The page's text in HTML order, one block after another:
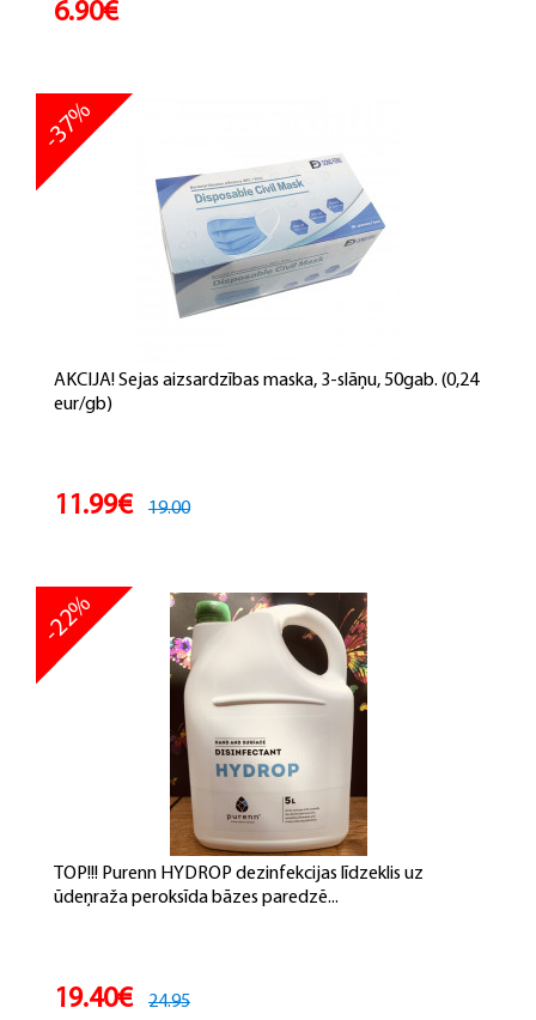
6.90€
AKCIJA! Sejas aizsardzības maska, 3-slāņu, 50gab. (0,24
eur/gb)
-37%
11.99€ 19.00
TOP!!! Purenn HYDROP dezinfekcijas līdzeklis uz
ūdeņraža peroksīda bāzes paredzē...
-22%
19.40€ 24.95